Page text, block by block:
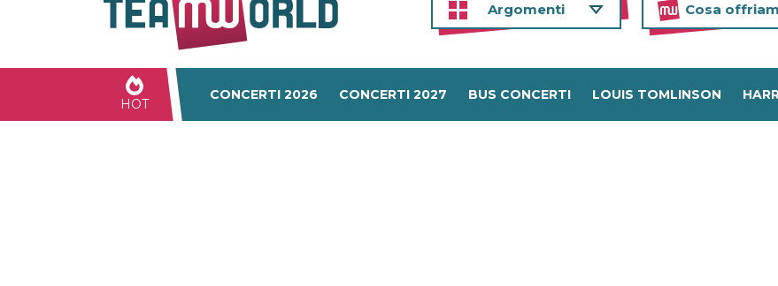
Argomenti Cosa
HOT
CONCERTI 2026 CONCERTI 2027 BUS CONCERTI LOUIS TOMLINSON